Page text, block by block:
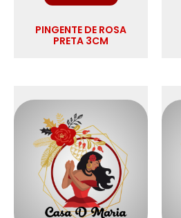
PINGENTE DE ROSA
PRETA 3CM